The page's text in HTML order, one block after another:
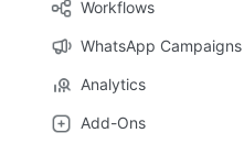
Workflows
WhatsApp Campaigns
Analytics
Add-Ons